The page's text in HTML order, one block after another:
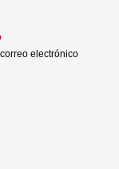
electrónico